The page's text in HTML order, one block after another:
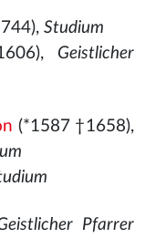
Studium
Geistlicher
(*1587 †1658),
Pfarrer